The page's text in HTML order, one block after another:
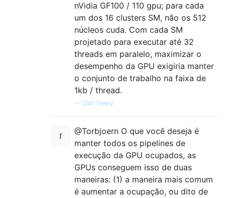
nVidia GF100 / 110 gpu; para cada
um dos 16 clusters SM, não os 512
núcleos cuda. Com cada SM
projetado para executar até 32
threads em paralelo, maximizar o
desempenho da GPU exigiria manter
o conjunto de trabalho na faixa de
1kb / thread.
— Dan Neely
@Torbjoern O que você deseja é
manter todos os pipelines de
execução da GPU ocupados, as
GPUs conseguem isso de duas
maneiras: (1) a maneira mais comum
é aumentar a ocupação, ou dito de